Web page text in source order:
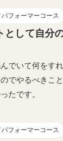
フォーマーコース
として自分
でいて何をす
でやるべきこ
たです。
フォーマーコース